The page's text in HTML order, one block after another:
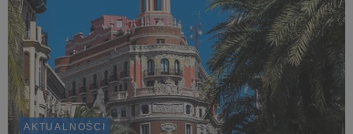
AKTUALNOŚCI